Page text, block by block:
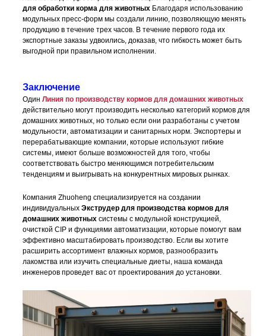
для обработки корма для животныхБлагодаря использованию
модульных пресс-форм мы создали линию, позволяющую менять
продукцию в течение трех часов. В течение первого года их
экспортные заказы удвоились, доказав, что гибкость может быть
выгодной при правильном исполнении.
Заключение
Один Линия по производству кормов для домашних животных
действительно могут производить несколько категорий кормов для
домашних животных, но только если они разработаны с учетом
модульности, автоматизации и санитарных норм. Экспортеры и
перерабатывающие компании, которые используют гибкие
системы, имеют больше возможностей для того, чтобы
соответствовать быстро меняющимся потребительским
тенденциям и выигрывать на конкурентных мировых рынках.
Компания Zhuoheng специализируется на создании
индивидуальных Экструдер для производства кормов для
домашних животныхсистемы с модульной конструкцией,
очисткой CIP и функциями автоматизации, которые помогут вам
эффективно масштабировать производство. Если вы хотите
расширить ассортимент влажных кормов, разнообразить
лакомства или изучить специальные диеты, наша команда
инженеров проведет вас от проектирования до установки.